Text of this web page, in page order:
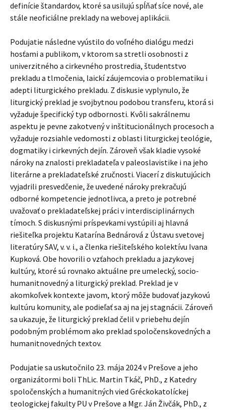
definície štandardov, ktoré sa usilujú spĺňať síce nové, ale
stále neoficiálne preklady na webovej aplikácii.
Podujatie následne vyústilo do voľného dialógu medzi
hosťami a publikom, v ktorom sa stretli osobnosti z
univerzitného a cirkevného prostredia, študentstvo
prekladu a tlmočenia, laickí záujemcovia o problematiku i
adepti liturgického prekladu. Z diskusie vyplynulo, že
liturgický preklad je svojbytnou podobou transferu, ktorá si
vyžaduje špecifický typ odbornosti. Kvôli sakrálnemu
aspektu je pevne zakotvený v inštitucionálnych procesoch a
vyžaduje rozsiahle vedomosti z oblasti liturgickej teológie,
dogmatiky i cirkevných dejín. Zároveň však kladie vysoké
nároky na znalosti prekladateľa v paleoslavistike i na jeho
literárne a prekladateľské zručnosti. Viacerí z diskutujúcich
vyjadrili presvedčenie, že uvedené nároky prekračujú
odborné kompetencie jednotlivca, a preto je potrebné
uvažovať o prekladateľskej práci v interdisciplinárnych
tímoch. S diskusnými príspevkami vystúpili aj hlavná
riešiteľka projektu Katarína Bednárová z Ústavu svetovej
literatúry SAV, v. v. i., a členka riešiteľského kolektívu Ivana
Kupková. Obe hovorili o vzťahoch prekladu a jazykovej
kultúry, ktoré sú rovnako aktuálne pre umelecký, socio-
humanitnovedný a liturgický preklad. Preklad je v
akomkoľvek kontexte javom, ktorý môže budovať jazykovú
kultúru komunity, ale podieľať sa aj na jej stagnácii. Zároveň
sa ukazuje, že liturgický preklad čelil v priebehu dejín
podobným problémom ako preklad spoločenskovedných a
humanitnovedných textov.
Podujatie sa uskutočnilo 23. mája 2024 v Prešove a jeho
organizátormi boli ThLic. Martin Tkáč, PhD., z Katedry
spoločenských a humanitných vied Gréckokatolíckej
teologickej fakulty PU v Prešove a Mgr. Ján Živčák, PhD., z